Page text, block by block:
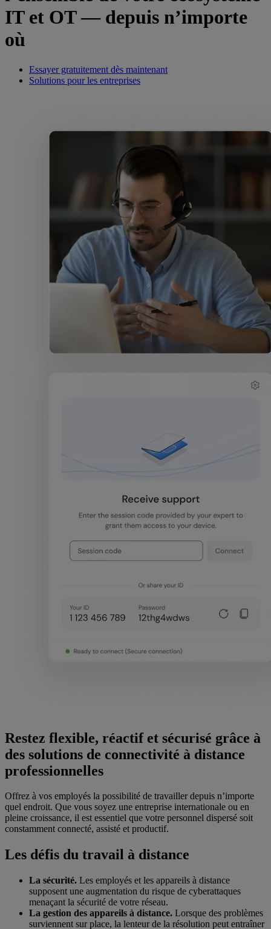
IT et OT — depuis n’importe
où
Essayer gratuitement dès maintenant
Solutions pour les entreprises
Restez flexible, réactif et sécurisé grâce à
des solutions de connectivité à distance
professionnelles
Offrez à vos employés la possibilité de travailler depuis n’importe
quel endroit. Que vous soyez une entreprise internationale ou en
pleine croissance, il est essentiel que votre personnel dispersé soit
constamment connecté, assisté et productif.
Les défis du travail à distance
La sécurité. Les employés et les appareils à distance
supposent une augmentation du risque de cyberattaques
menaçant la sécurité de votre réseau.
La gestion des appareils à distance. Lorsque des problèmes
surviennent sur place, la lenteur de la résolution peut entraîner